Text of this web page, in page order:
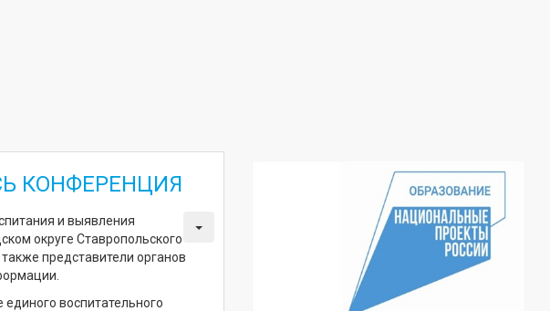
КОНФЕРЕНЦИЯ
и выявления
округе Ставропольского
представители органов
воспитательного